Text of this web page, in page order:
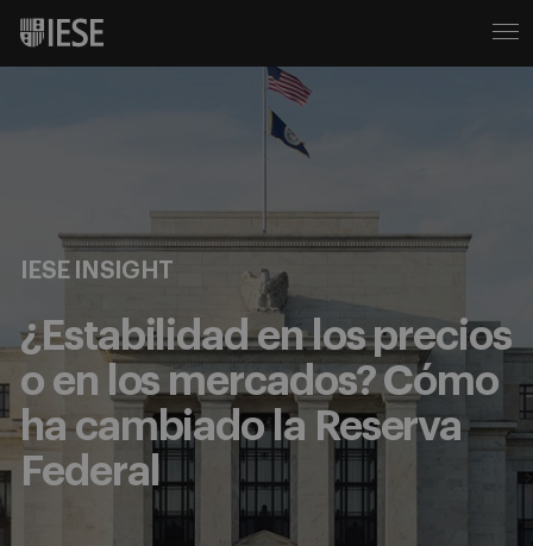
IESE INSIGHT
¿Estabilidad en los precios
o en los mercados? Cómo
ha cambiado la Reserva
Federal